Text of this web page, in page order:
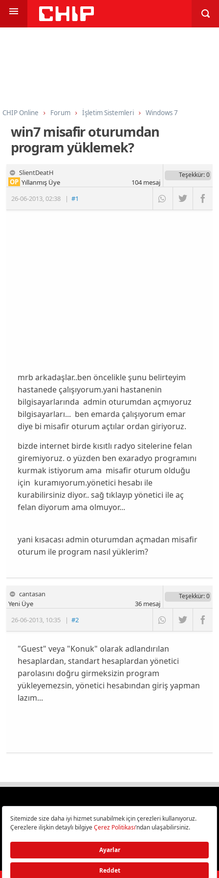
CHIP Online Forum İşletim Sistemleri Windows 7
win7 misafir oturumdan
program yüklemek?
SlientDeatH
26-06-2013,02:38 |#1
OP Yıllanmış Üye
Teşekkür: 0
104mesaj
mrb arkadaşlar..ben öncelikle şunu belirteyim
hastanede çalışıyorum.yani hastanenin
bilgisayarlarında admin oturumdan açmıyoruz
bilgisayarları... ben emarda çalışıyorum emar
diye bi misafir oturum açtılar ordan giriyoruz.
bizde internet birde kısıtlı radyo sitelerine felan
giremiyoruz. o yüzden ben exaradyo programını
kurmak istiyorum ama misafir oturum olduğu
için kuramıyorum.yönetici hesabı ile
kurabilirsiniz diyor.. sağ tıklayıp yönetici ile aç
felan diyorum ama olmuyor...
yani kısacası admin oturumdan açmadan misafir
oturum ile program nasıl yüklerim?
cantasan
26-06-2013, 10:35 |#2
Yeni Üye
Teşekkür: 0
36mesaj
"Guest" veya "Konuk" olarak adlandırılan
hesaplardan, standart hesaplardan yönetici
parolasını doğru girmeksizin program
yükleyemezsin, yönetici hesabından giriş yapman
lazım...
Türkiye
Bilişim ve Teknoloji Haberleri CHIP Online’da!